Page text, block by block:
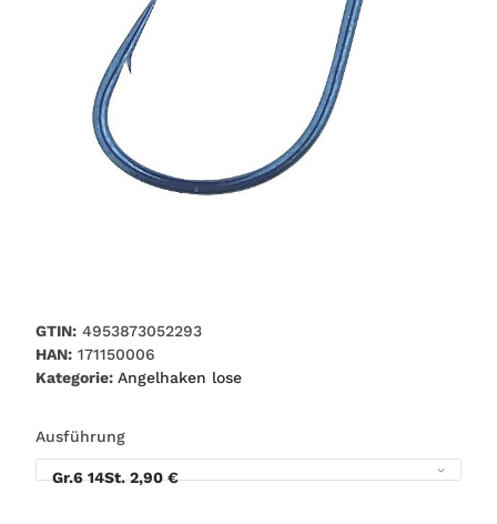
GTIN: 4953873052293
HAN: 171150006
Kategorie: Angelhaken lose
Ausführung
Gr.6 14St. 2,90 €